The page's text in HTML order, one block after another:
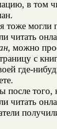
в том
тоже могли
читать
, можно
с
где-
после того,
читать